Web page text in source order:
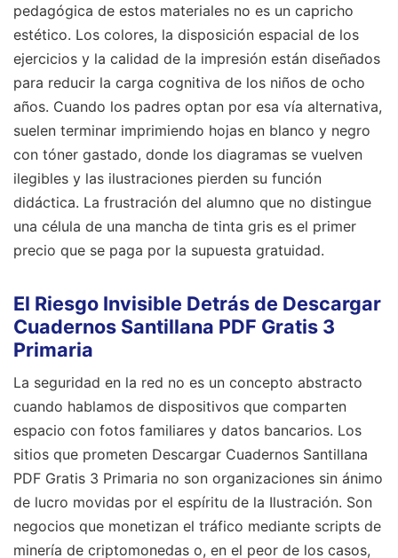
pedagógica de estos materiales no es un capricho
estético. Los colores, la disposición espacial de los
ejercicios y la calidad de la impresión están diseñados
para reducir la carga cognitiva de los niños de ocho
años. Cuando los padres optan por esa vía alternativa,
suelen terminar imprimiendo hojas en blanco y negro
con tóner gastado, donde los diagramas se vuelven
ilegibles y las ilustraciones pierden su función
didáctica. La frustración del alumno que no distingue
una célula de una mancha de tinta gris es el primer
precio que se paga por la supuesta gratuidad.
El Riesgo Invisible Detrás de Descargar
Cuadernos Santillana PDF Gratis 3
Primaria
La seguridad en la red no es un concepto abstracto
cuando hablamos de dispositivos que comparten
espacio con fotos familiares y datos bancarios. Los
sitios que prometen Descargar Cuadernos Santillana
PDF Gratis 3 Primaria no son organizaciones sin ánimo
de lucro movidas por el espíritu de la Ilustración. Son
negocios que monetizan el tráfico mediante scripts de
minería de criptomonedas o, en el peor de los casos,